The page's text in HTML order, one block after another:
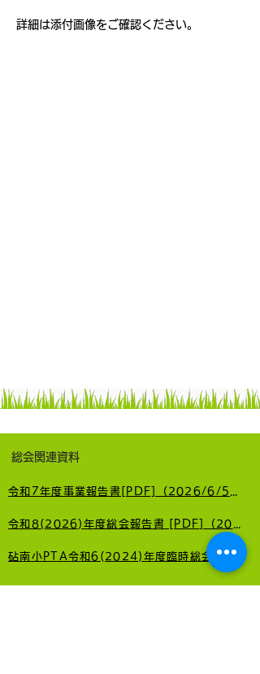
詳細は添付画像をご確認ください。
総会関連資料
砧南小PTA令和6(2024)年度臨時総会報告書 [PDF]（2024/10/4更新）